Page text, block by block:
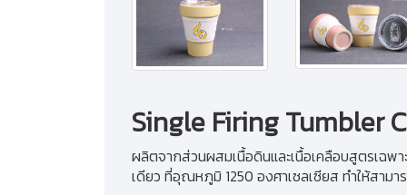
Single Firing Tumbler
ผลิตจากส่วนผสมเนื้อดินและเนื้อเคลือบสูตรเฉพา
เดียว ที่อุณหภูมิ 1250 องศาเซลเซียส ทำให้สาม